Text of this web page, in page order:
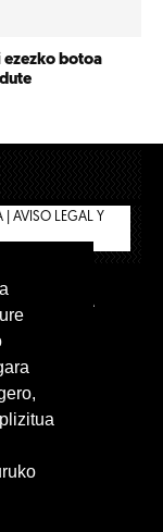
ezezko botoa
| AVISO LEGAL Y
TIENDA